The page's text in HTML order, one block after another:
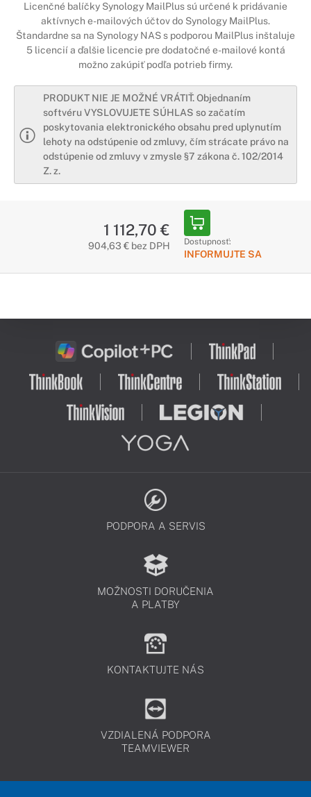
Licenčné balíčky Synology MailPlus sú určené k pridávanie
aktívnych e-mailových účtov do Synology MailPlus.
Štandardne sa na Synology NAS s podporou MailPlus inštaluje
5 licencií a ďalšie licencie pre dodatočné e-mailové kontá
možno zakúpiť podľa potrieb firmy.
PRODUKT NIE JE MOŽNÉ VRÁTIŤ. Objednaním
softvéru VYSLOVUJETE SÚHLAS so začatím
poskytovania elektronického obsahu pred uplynutím
lehoty na odstúpenie od zmluvy, čím strácate právo na
odstúpenie od zmluvy v zmysle §7 zákona č. 102/2014
Z. z.
1 112,70 €
904,63 € bez DPH Dostupnosť:
INFORMUJTE SA
PODPORA A SERVIS
MOŽNOSTI DORUČENIA
A PLATBY
KONTAKTUJTE NÁS
VZDIALENÁ PODPORA
TEAMVIEWER